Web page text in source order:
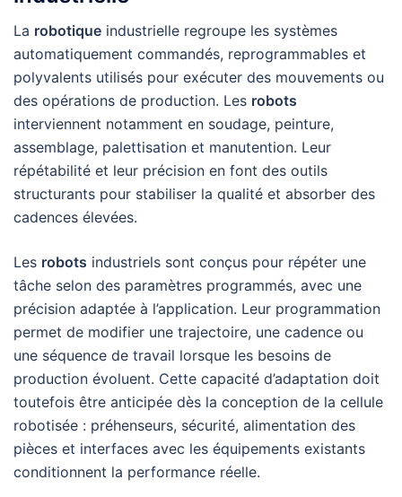
La robotique industrielle regroupe les systèmes
automatiquement commandés, reprogrammables et
polyvalents utilisés pour exécuter des mouvements ou
des opérations de production. Les robots
interviennent notamment en soudage, peinture,
assemblage, palettisation et manutention. Leur
répétabilité et leur précision en font des outils
structurants pour stabiliser la qualité et absorber des
cadences élevées.
Les robots industriels sont conçus pour répéter une
tâche selon des paramètres programmés, avec une
précision adaptée à l’application. Leur programmation
permet de modifier une trajectoire, une cadence ou
une séquence de travail lorsque les besoins de
production évoluent. Cette capacité d’adaptation doit
toutefois être anticipée dès la conception de la cellule
robotisée : préhenseurs, sécurité, alimentation des
pièces et interfaces avec les équipements existants
conditionnent la performance réelle.